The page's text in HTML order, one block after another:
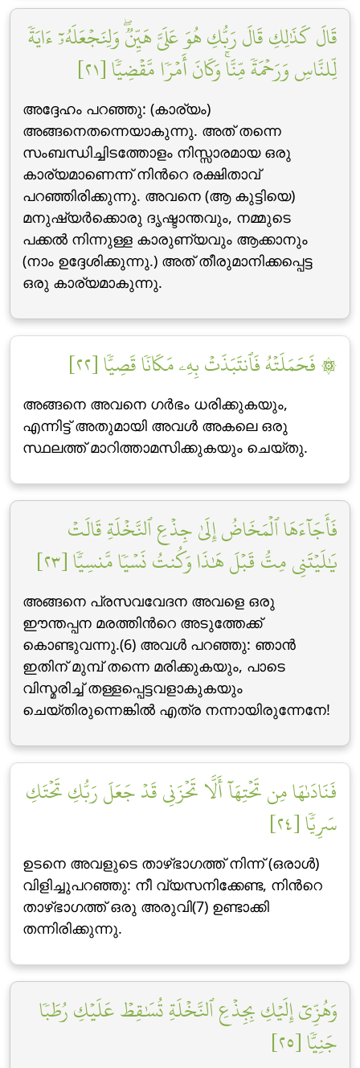
قَالَ كَذَٰلِكِ قَالَ رَبُّكِ هُوَ عَلَيَّ هَيِّنٞۖ وَلِنَجۡعَلَهُۥٓ ءَايَةٗ
لِّلنَّاسِ وَرَحۡمَةٗ مِّنَّاۚ وَكَانَ أَمۡرٗا مَّقۡضِيّٗا [٢١]
അദ്ദേഹം പറഞ്ഞു: (കാര്യം)
അങ്ങനെതന്നെയാകുന്നു. അത് തന്നെ
സംബന്ധിച്ചിടത്തോളം നിസ്സാരമായ ഒരു
കാര്യമാണെന്ന് നിന്‍റെ രക്ഷിതാവ്
പറഞ്ഞിരിക്കുന്നു. അവനെ (ആ കുട്ടിയെ)
മനുഷ്യര്‍ക്കൊരു ദൃഷ്ടാന്തവും, നമ്മുടെ
പക്കല്‍ നിന്നുള്ള കാരുണ്യവും ആക്കാനും
(നാം ഉദ്ദേശിക്കുന്നു.) അത് തീരുമാനിക്കപ്പെട്ട
ഒരു കാര്യമാകുന്നു.
۞ فَحَمَلَتۡهُ فَٱنتَبَذَتۡ بِهِۦ مَكَانٗا قَصِيّٗا [٢٢]
അങ്ങനെ അവനെ ഗര്‍ഭം ധരിക്കുകയും,
എന്നിട്ട് അതുമായി അവള്‍ അകലെ ഒരു
സ്ഥലത്ത് മാറിത്താമസിക്കുകയും ചെയ്തു.
فَأَجَآءَهَا ٱلۡمَخَاضُ إِلَىٰ جِذۡعِ ٱلنَّخۡلَةِ قَالَتۡ
يَٰلَيۡتَنِي مِتُّ قَبۡلَ هَٰذَا وَكُنتُ نَسۡيٗا مَّنسِيّٗا [٢٣]
അങ്ങനെ പ്രസവവേദന അവളെ ഒരു
ഈന്തപ്പന മരത്തിന്‍റെ അടുത്തേക്ക്
കൊണ്ടുവന്നു.(6) അവള്‍ പറഞ്ഞു: ഞാന്‍
ഇതിന് മുമ്പ് തന്നെ മരിക്കുകയും, പാടെ
വിസ്മരിച്ച് തള്ളപ്പെട്ടവളാകുകയും
ചെയ്തിരുന്നെങ്കില്‍ എത്ര നന്നായിരുന്നേനേ!
فَنَادَىٰهَا مِن تَحۡتِهَآ أَلَّا تَحۡزَنِي قَدۡ جَعَلَ رَبُّكِ تَحۡتَكِ
سَرِيّٗا [٢٤]
ഉടനെ അവളുടെ താഴ്ഭാഗത്ത് നിന്ന് (ഒരാള്‍)
വിളിച്ചുപറഞ്ഞു: നീ വ്യസനിക്കേണ്ട, നിന്‍റെ
താഴ്ഭാഗത്ത് ഒരു അരുവി(7) ഉണ്ടാക്കി
തന്നിരിക്കുന്നു.
وَهُزِّيٓ إِلَيۡكِ بِجِذۡعِ ٱلنَّخۡلَةِ تُسَٰقِطۡ عَلَيۡكِ رُطَبٗا
جَنِيّٗا [٢٥]